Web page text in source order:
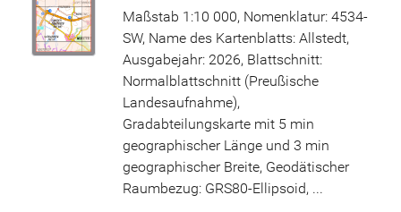
Maßstab 1:10 000, Nomenklatur: 4534-
SW, Name des Kartenblatts: Allstedt,
Ausgabejahr: 2026, Blattschnitt:
Normalblattschnitt (Preußische
Landesaufnahme),
Gradabteilungskarte mit 5 min
geographischer Länge und 3 min
geographischer Breite, Geodätischer
Raumbezug: GRS80-Ellipsoid, ...